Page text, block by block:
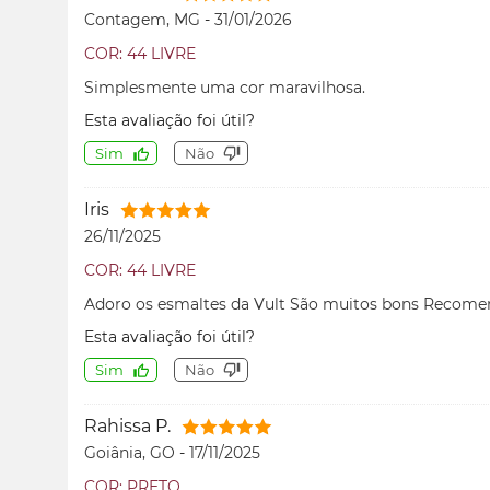
Contagem, MG - 31/01/2026
COR: 44 LIVRE
Simplesmente uma cor maravilhosa.
Esta avaliação foi útil?
Sim Não
Iris
26/11/2025
COR: 44 LIVRE
Adoro os esmaltes da Vult São muitos bons
Esta avaliação foi útil?
Sim Não
Rahissa P.
Goiânia, GO - 17/11/2025